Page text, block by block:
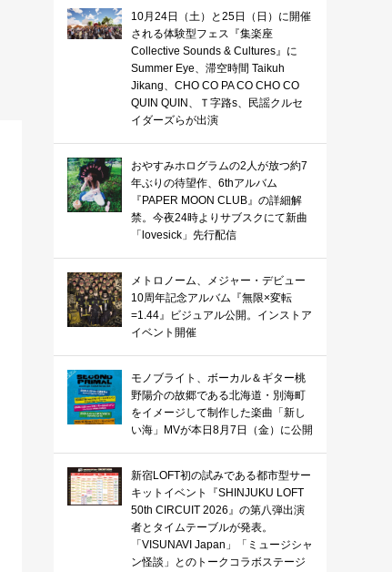
10月24日（土）と25日（日）に開催
される体験型フェス『集楽座
Collective Sounds & Cultures』に
Summer Eye、滞空時間 Taikuh
Jikang、CHO CO PA CO CHO CO
QUIN QUIN、Ｔ字路s、民謡クルセ
イダーズらが出演
おやすみホログラムの2人が放つ約7
年ぶりの待望作、6thアルバム
『PAPER MOON CLUB』の詳細解
禁。今夜24時よりサブスクにて新曲
「lovesick」先行配信
メトロノーム、メジャー・デビュー
10周年記念アルバム『無限×変転
=1.44』ビジュアル公開。インストア
イベント開催
モノブライト、ボーカル＆ギター桃
野陽介の故郷である北海道・別海町
をイメージして制作した楽曲「新し
い海」MVが本日8月7日（金）に公開
新宿LOFT初の試みである都市型サー
キットイベント『SHINJUKU LOFT
50th CIRCUIT 2026』の第八弾出演
者とタイムテーブルが発表。
「VISUNAVI Japan」「ミュージシャ
ン怪談」とのトークコラボステージ